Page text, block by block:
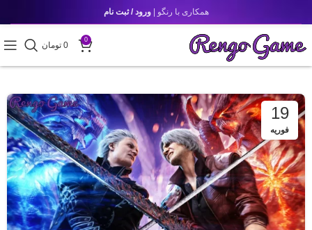
همکاری با رنگو |ورود / ثبت نام
0
0 تومان
19
فوریه